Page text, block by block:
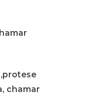
chamar